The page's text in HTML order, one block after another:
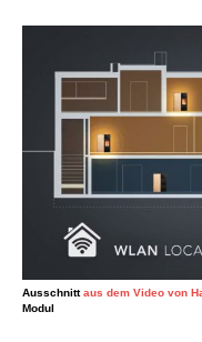
Ausschnittaus dem Video von
Modul